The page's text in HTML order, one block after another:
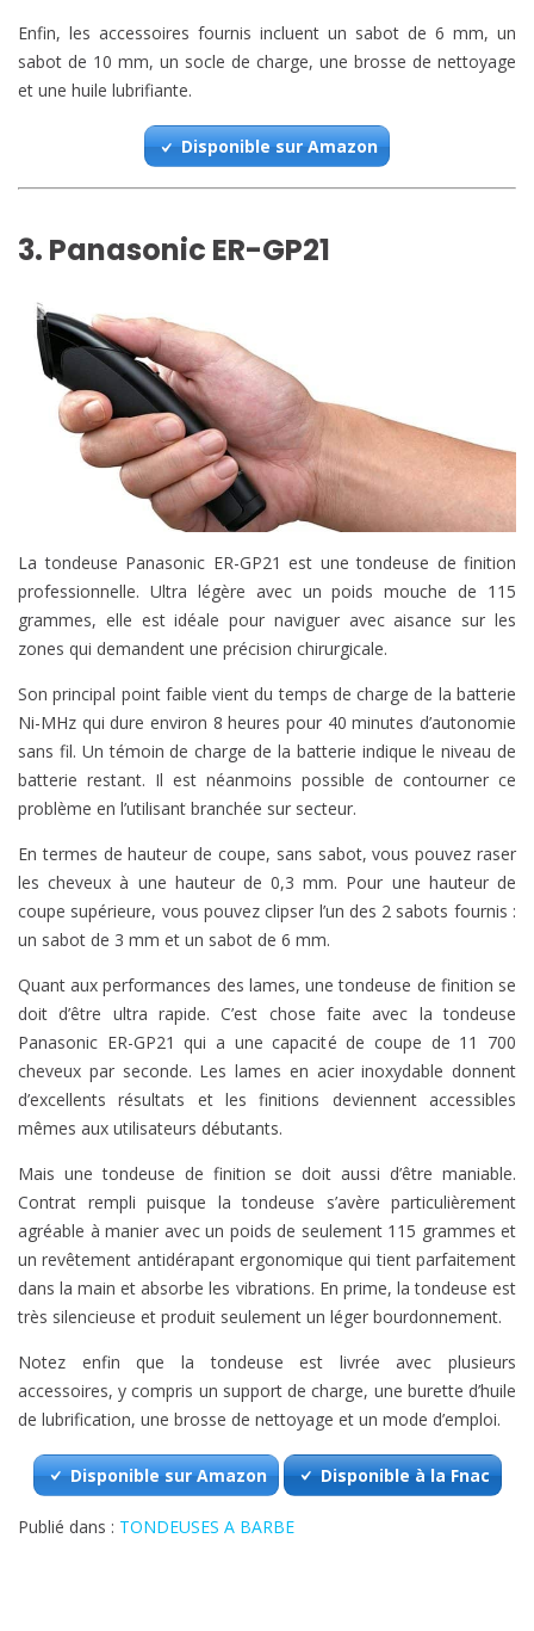
Enfin, les accessoires fournis incluent un sabot de 6 mm, un
sabot de 10 mm, un socle de charge, une brosse de nettoyage
et une huile lubrifiante.
Disponible sur Amazon
3. Panasonic ER-GP21
La tondeuse Panasonic ER-GP21 est une tondeuse de finition
professionnelle. Ultra légère avec un poids mouche de 115
grammes, elle est idéale pour naviguer avec aisance sur les
zones qui demandent une précision chirurgicale.
Son principal point faible vient du temps de charge de la batterie
Ni-MHz qui dure environ 8 heures pour 40 minutes d’autonomie
sans fil. Un témoin de charge de la batterie indique le niveau de
batterie restant. Il est néanmoins possible de contourner ce
problème en l’utilisant branchée sur secteur.
En termes de hauteur de coupe, sans sabot, vous pouvez raser
les cheveux à une hauteur de 0,3 mm. Pour une hauteur de
coupe supérieure, vous pouvez clipser l’un des 2 sabots fournis :
un sabot de 3 mm et un sabot de 6 mm.
Quant aux performances des lames, une tondeuse de finition se
doit d’être ultra rapide. C’est chose faite avec la tondeuse
Panasonic ER-GP21 qui a une capacité de coupe de 11 700
cheveux par seconde. Les lames en acier inoxydable donnent
d’excellents résultats et les finitions deviennent accessibles
mêmes aux utilisateurs débutants.
Mais une tondeuse de finition se doit aussi d’être maniable.
Contrat rempli puisque la tondeuse s’avère particulièrement
agréable à manier avec un poids de seulement 115 grammes et
un revêtement antidérapant ergonomique qui tient parfaitement
dans la main et absorbe les vibrations. En prime, la tondeuse est
très silencieuse et produit seulement un léger bourdonnement.
Notez enfin que la tondeuse est livrée avec plusieurs
accessoires, y compris un support de charge, une burette d’huile
de lubrification, une brosse de nettoyage et un mode d’emploi.
Disponible sur Amazon Disponible à la Fnac
Publié dans : TONDEUSES A BARBE